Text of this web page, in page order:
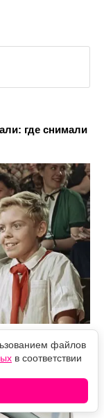
где снимали
всё в
файлов
в соответствии